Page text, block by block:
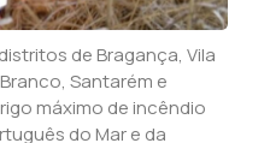
de Bragança, Vila
Santarém e
máximo de incêndio
do Mar e da